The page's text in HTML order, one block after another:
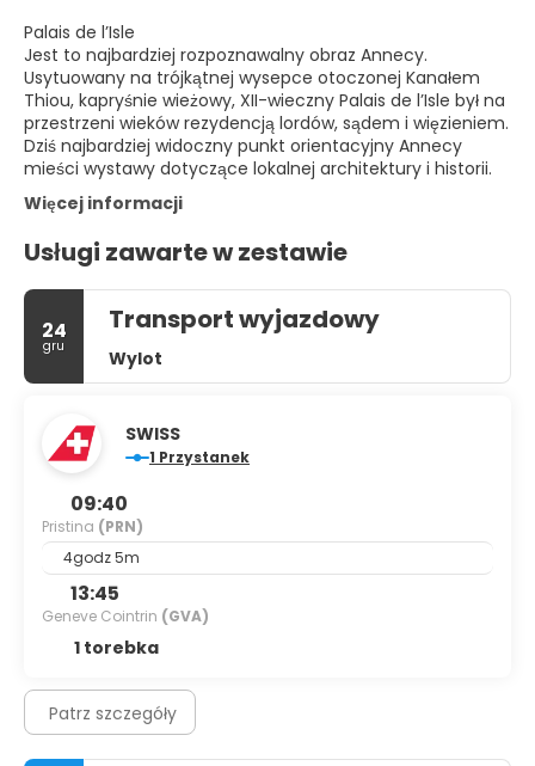
Palais de l’Isle
Jest to najbardziej rozpoznawalny obraz Annecy.
Usytuowany na trójkątnej wysepce otoczonej Kanałem
Thiou, kapryśnie wieżowy, XII-wieczny Palais de l’Isle był na
przestrzeni wieków rezydencją lordów, sądem i więzieniem.
Dziś najbardziej widoczny punkt orientacyjny Annecy
mieści wystawy dotyczące lokalnej architektury i historii.
Więcej informacji
Usługi zawarte w zestawie
24
gru
Transport wyjazdowy
Wylot
SWISS
1 Przystanek
09:40
Pristina (PRN)
4godz 5m
13:45
Geneve Cointrin (GVA)
1 torebka
Patrz szczegóły